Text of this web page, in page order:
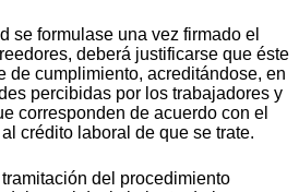
se formulase una vez firmado el
deberá justificarse que éste
de cumplimiento, acreditándose, en
percibidas por los trabajadores y
corresponden de acuerdo con el
crédito laboral de que se trate.
del procedimiento